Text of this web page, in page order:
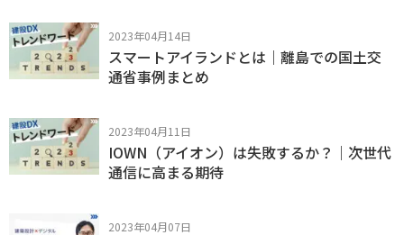
2023年04月14日
スマートアイランドとは｜離島での国土交
通省事例まとめ
2023年04月11日
IOWN（アイオン）は失敗するか？｜次世代
通信に高まる期待
2023年04月07日